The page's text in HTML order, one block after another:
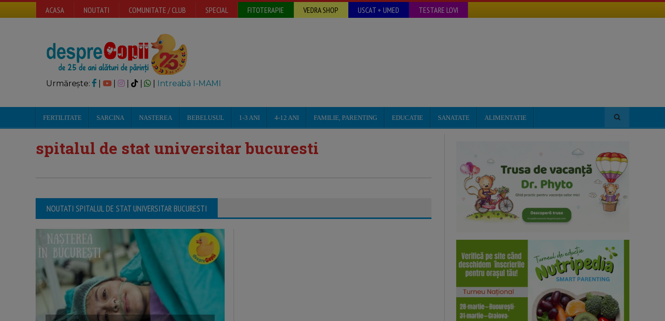
ACASA NOUTATI COMUNITATE / CLUB SPECIAL FITOTERAPIE VEDRA SHOP USCAT + UMED TESTARE LOVI
Urmărește: | | Intreabă I-MAMI
FERTILITATE SARCINA NASTEREA BEBELUSUL 1-3 ANI 4-12 ANI FAMILIE, PARENTING EDUCATIE SANATATE ALIMENTATIE
spitalul de stat universitar bucuresti
NOUTATI SPITALUL DE STAT UNIVERSITAR BUCURESTI